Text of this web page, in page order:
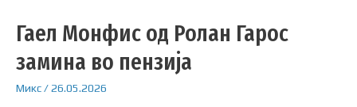
Гаел Монфис од Ролан Гарос
замина во пензија
Микс/26.05.2026